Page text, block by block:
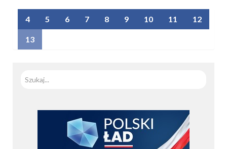
4 5 6 7 8 9 10 11 12
13